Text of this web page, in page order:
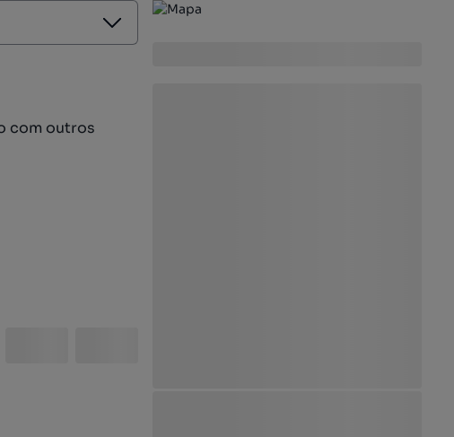
com outros